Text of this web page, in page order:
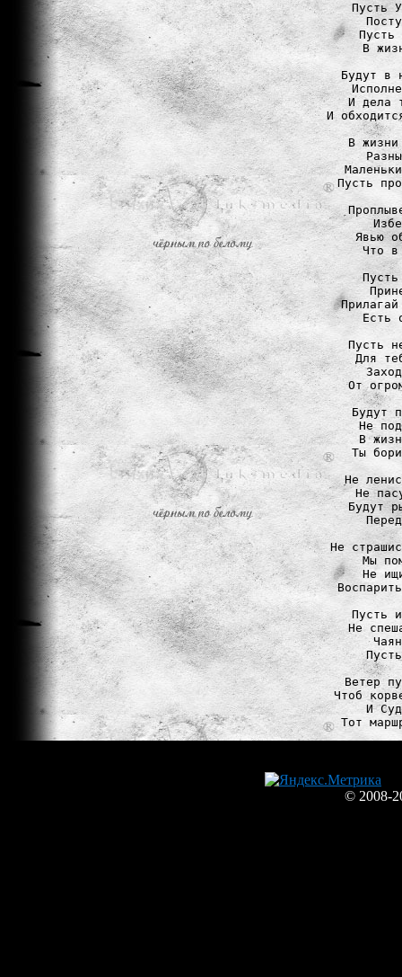
Пусть
Пусть
В
Будут в
И дела
И
В
Пусть
Явью
Что в
Есть
Пусть
Для
От
Будут
Не
В
Ты
Не
Не
Будут
Не
Мы
Не
Пусть
Не
Ветер
Чтоб
И
© 2008-